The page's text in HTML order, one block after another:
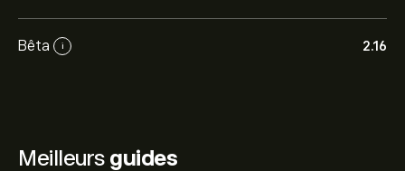
Bêta i 2.16
Meilleurs guides